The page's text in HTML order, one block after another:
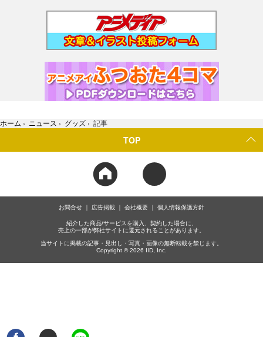
ホーム › ニュース › グッズ › 記事
TOP
お問合せ 広告掲載 会社概要 個人情報保護方針
紹介した商品/サービスを購入、契約した場合に、
売上の一部が弊社サイトに還元されることがあります。
当サイトに掲載の記事・見出し・写真・画像の無断転載を禁じます。
Copyright © 2026 IID, Inc.